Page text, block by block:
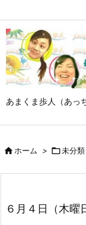
あまくま歩人（あっ
ホーム > 未分類
６月４日（木曜